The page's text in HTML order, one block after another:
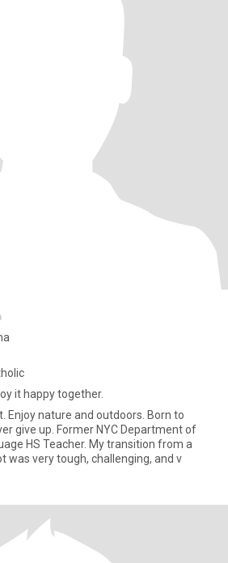
it happy together.
nature and outdoors. Born to
My transition from a
monolingual to a polyglot was very tough, challenging, and v